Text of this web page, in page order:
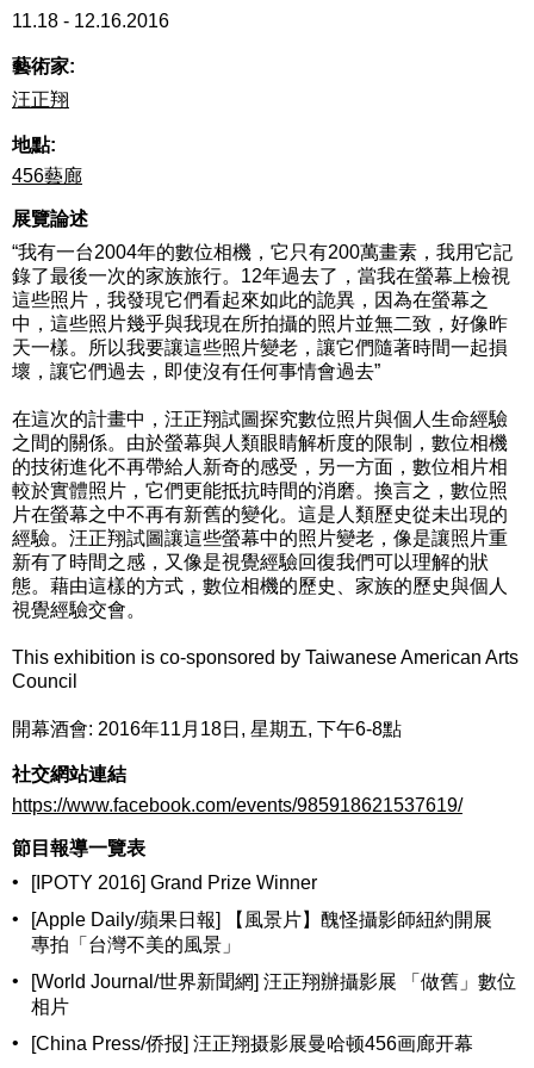
11.18 - 12.16.2016
藝術家:
汪正翔
地點:
456藝廊
展覽論述
“我有一台2004年的數位相機，它只有200萬畫素，我用它記
錄了最後一次的家族旅行。12年過去了，當我在螢幕上檢視
這些照片，我發現它們看起來如此的詭異，因為在螢幕之
中，這些照片幾乎與我現在所拍攝的照片並無二致，好像昨
天一樣。所以我要讓這些照片變老，讓它們隨著時間一起損
壞，讓它們過去，即使沒有任何事情會過去”
在這次的計畫中，汪正翔試圖探究數位照片與個人生命經驗
之間的關係。由於螢幕與人類眼睛解析度的限制，數位相機
的技術進化不再帶給人新奇的感受，另一方面，數位相片相
較於實體照片，它們更能抵抗時間的消磨。換言之，數位照
片在螢幕之中不再有新舊的變化。這是人類歷史從未出現的
經驗。汪正翔試圖讓這些螢幕中的照片變老，像是讓照片重
新有了時間之感，又像是視覺經驗回復我們可以理解的狀
態。藉由這樣的方式，數位相機的歷史、家族的歷史與個人
視覺經驗交會。
This exhibition is co-sponsored by Taiwanese American Arts
Council
開幕酒會: 2016年11月18日, 星期五, 下午6-8點
社交網站連結
https://www.facebook.com/events/985918621537619/
節目報導一覽表
•
[IPOTY 2016] Grand Prize Winner
•
[Apple Daily/蘋果日報] 【風景片】醜怪攝影師紐約開展
專拍「台灣不美的風景」
•
[World Journal/世界新聞網] 汪正翔辦攝影展 「做舊」數位
相片
•
[China Press/侨报] 汪正翔摄影展曼哈顿456画廊开幕